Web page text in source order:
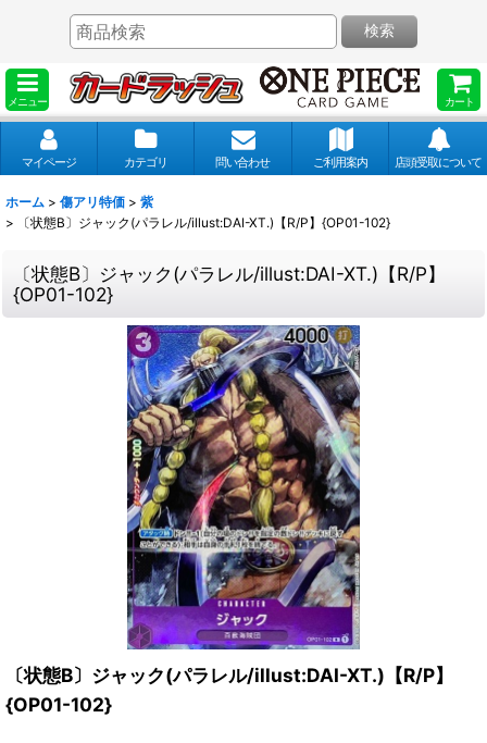
メニュー カート
検索
マイページ カテゴリ 問い合わせ ご利用案内 店頭受取について
ホーム > 傷アリ特価 > 紫
>
〔状態B〕ジャック(パラレル/illust:DAI-XT.)【R/P】{OP01-102}
〔状態B〕ジャック(パラレル/illust:DAI-XT.)【R/P】
{OP01-102}
〔状態B〕ジャック(パラレル/illust:DAI-XT.)【R/P】
{OP01-102}